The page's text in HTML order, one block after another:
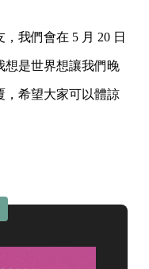
我們會在 5 月 20 日
想是世界想讓我們晚
，希望大家可以體諒